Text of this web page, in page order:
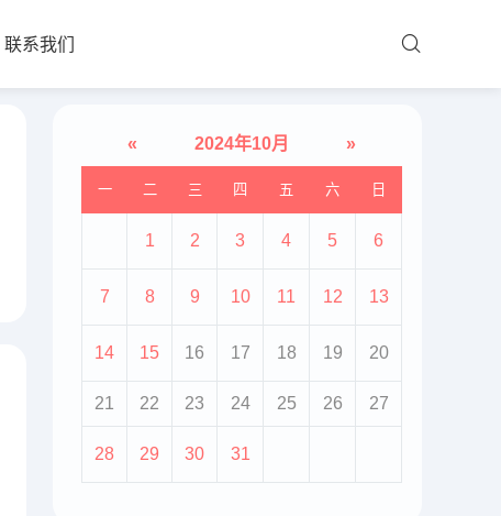
联系我们
« 2024年10月 »
一 二 三 四 五 六 日
1 2 3 4 5 6
7 8 9 10 11 12 13
14 15 16 17 18 19 20
21 22 23 24 25 26 27
28 29 30 31